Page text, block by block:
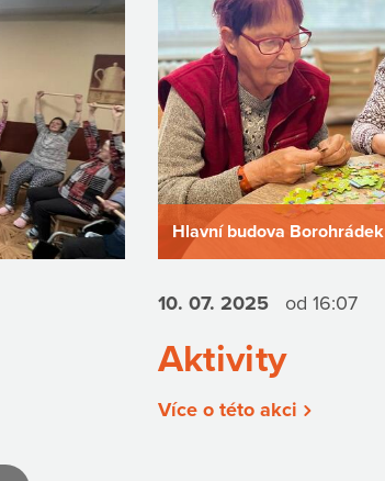
Hlavní budova Borohrádek
10. 07. 2025 od 16:07
Aktivity
Více o této akci